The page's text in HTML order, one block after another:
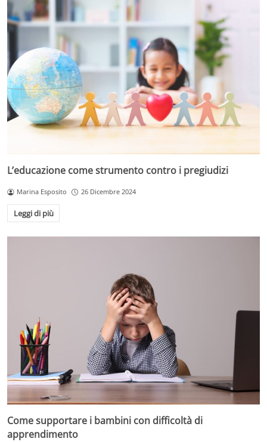
L’educazione come strumento contro i pregiudizi
Marina Esposito 26 Dicembre 2024
Leggi di più
Come supportare i bambini con difficoltà di
apprendimento